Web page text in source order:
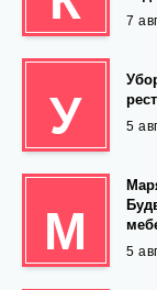
7
У 5
М 5